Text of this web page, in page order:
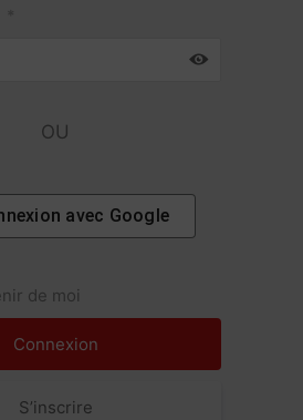
OU
avec Google
de moi
S’inscrire